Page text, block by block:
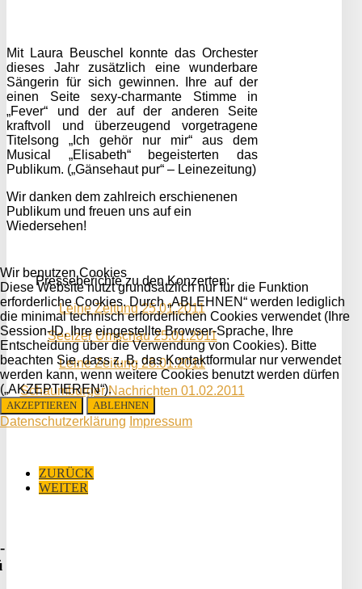
Mit Laura Beuschel konnte das Orchester
dieses Jahr zusätzlich eine wunderbare
Sängerin für sich gewinnen. Ihre auf der
einen Seite sexy-charmante Stimme in
„Fever“ und der auf der anderen Seite
kraftvoll und überzeugend vorgetragene
Titelsong „Ich gehör nur mir“ aus dem
Musical „Elisabeth“ begeisterten das
Publikum. („Gänsehaut pur“ – Leinezeitung)
Wir danken dem zahlreich erschienenen
Publikum und freuen uns auf ein
Wiedersehen!
Presseberichte zu den Konzerten:
Leine Zeitung 25.01.2011
Seelzer Umschau 25.01.2011
Leine Zeitung 28.01.2011
Schaumburger Nachrichten 01.02.2011
ZURÜCK
WEITER
Wir benutzen Cookies
Diese Website nutzt grundsätzlich nur für die Funktion
erforderliche Cookies. Durch „ABLEHNEN“ werden lediglich
die minimal technisch erforderlichen Cookies verwendet (Ihre
Session-ID, Ihre eingestellte Browser-Sprache, Ihre
Entscheidung über die Verwendung von Cookies). Bitte
beachten Sie, dass z. B. das Kontaktformular nur verwendet
werden kann, wenn weitere Cookies benutzt werden dürfen
(„AKZEPTIEREN“).
AKZEPTIEREN ABLEHNEN
Datenschutzerklärung Impressum